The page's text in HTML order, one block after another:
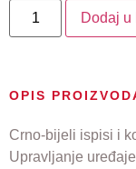
Dodaj u
OPIS
Crno-bijeli ispisi i
Upravljanje